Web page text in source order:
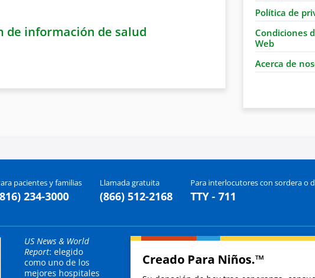
de información de salud
Política de
Condiciones
Web
Acerca de
pacientes y familias
234-3000
Llamada gratuita
(866) 512-2168
Para interlocutores con sordera o
TTY - 711
US News & World
Report: elegido
como uno de los
mejores hospitales
Creado Para Niños.™